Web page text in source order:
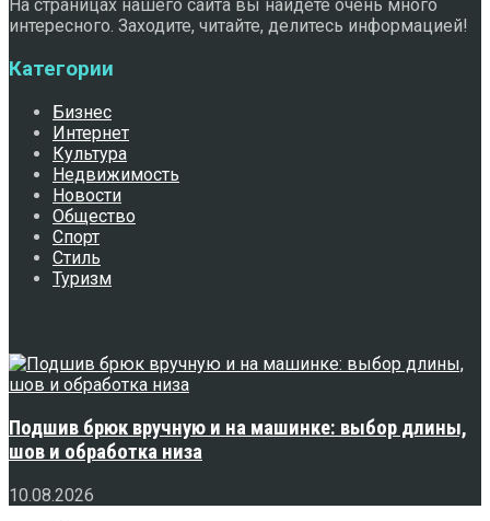
На страницах нашего сайта вы найдете очень много
интересного. Заходите, читайте, делитесь информацией!
Категории
Бизнес
Интернет
Культура
Недвижимость
Новости
Общество
Спорт
Стиль
Туризм
Подшив брюк вручную и на машинке: выбор длины,
шов и обработка низа
10.08.2026